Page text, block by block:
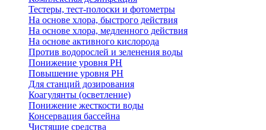
Тестеры, тест-полоски и фотометры
На основе хлора, быстрого действия
На основе хлора, медленного действия
На основе активного кислорода
Против водорослей и зеленения воды
Понижение уровня РН
Повышение уровня РН
Для станций дозирования
Коагулянты (осветление)
Понижение жесткости воды
Консервация бассейна
Чистящие средства